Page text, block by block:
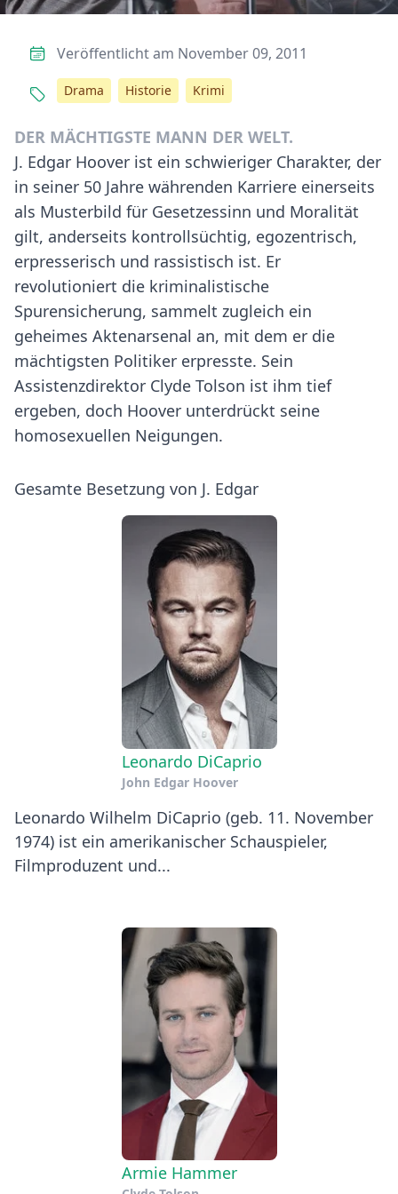
DER MÄCHTIGSTE MANN DER WELT.
J. Edgar Hoover ist ein schwieriger Charakter, der
in seiner 50 Jahre währenden Karriere einerseits
als Musterbild für Gesetzessinn und Moralität
gilt, anderseits kontrollsüchtig, egozentrisch,
erpresserisch und rassistisch ist. Er
revolutioniert die kriminalistische
Spurensicherung, sammelt zugleich ein
geheimes Aktenarsenal an, mit dem er die
mächtigsten Politiker erpresste. Sein
Assistenzdirektor Clyde Tolson ist ihm tief
ergeben, doch Hoover unterdrückt seine
homosexuellen Neigungen.
Gesamte Besetzung von J. Edgar
Leonardo DiCaprio
John Edgar Hoover
Leonardo Wilhelm DiCaprio (geb. 11. November
1974) ist ein amerikanischer Schauspieler,
Filmproduzent und...
Armie Hammer
Veröffentlicht am November 09, 2011
Drama Historie Krimi